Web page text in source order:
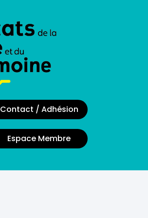
Contact / Adhésion
Espace Membre